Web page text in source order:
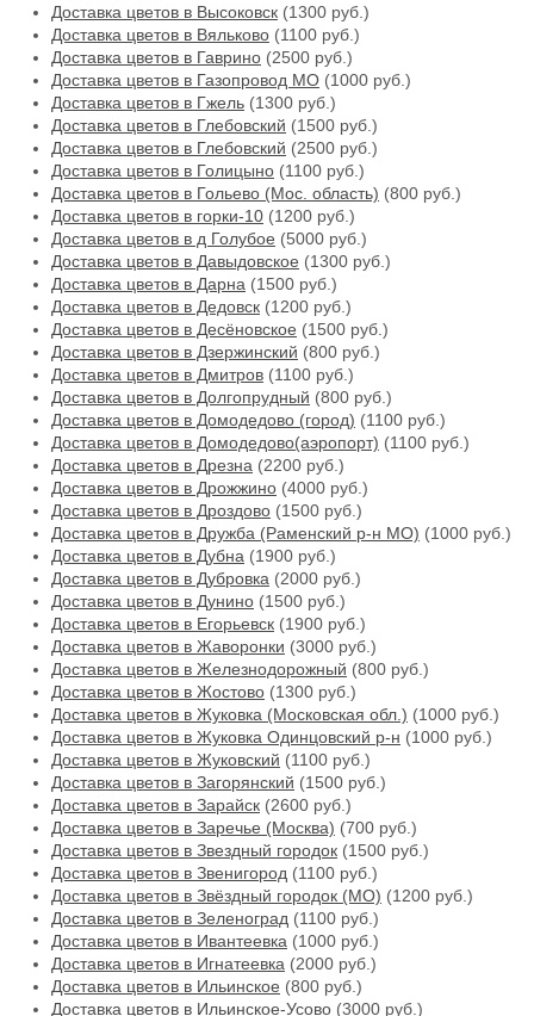
Доставка цветов в Высоковск (1300 руб.)
Доставка цветов в Вяльково (1100 руб.)
Доставка цветов в Гаврино (2500 руб.)
Доставка цветов в Газопровод МО (1000 руб.)
Доставка цветов в Гжель (1300 руб.)
Доставка цветов в Глебовский (1500 руб.)
Доставка цветов в Глебовский (2500 руб.)
Доставка цветов в Голицыно (1100 руб.)
Доставка цветов в Гольево (Мос. область) (800 руб.)
Доставка цветов в горки-10 (1200 руб.)
Доставка цветов в д Голубое (5000 руб.)
Доставка цветов в Давыдовское (1300 руб.)
Доставка цветов в Дарна (1500 руб.)
Доставка цветов в Дедовск (1200 руб.)
Доставка цветов в Десёновское (1500 руб.)
Доставка цветов в Дзержинский (800 руб.)
Доставка цветов в Дмитров (1100 руб.)
Доставка цветов в Долгопрудный (800 руб.)
Доставка цветов в Домодедово (город) (1100 руб.)
Доставка цветов в Домодедово(аэропорт) (1100 руб.)
Доставка цветов в Дрезна (2200 руб.)
Доставка цветов в Дрожжино (4000 руб.)
Доставка цветов в Дроздово (1500 руб.)
Доставка цветов в Дружба (Раменский р-н МО) (1000 руб.)
Доставка цветов в Дубна (1900 руб.)
Доставка цветов в Дубровка (2000 руб.)
Доставка цветов в Дунино (1500 руб.)
Доставка цветов в Егорьевск (1900 руб.)
Доставка цветов в Жаворонки (3000 руб.)
Доставка цветов в Железнодорожный (800 руб.)
Доставка цветов в Жостово (1300 руб.)
Доставка цветов в Жуковка (Московская обл.) (1000 руб.)
Доставка цветов в Жуковка Одинцовский р-н (1000 руб.)
Доставка цветов в Жуковский (1100 руб.)
Доставка цветов в Загорянский (1500 руб.)
Доставка цветов в Зарайск (2600 руб.)
Доставка цветов в Заречье (Москва) (700 руб.)
Доставка цветов в Звездный городок (1500 руб.)
Доставка цветов в Звенигород (1100 руб.)
Доставка цветов в Звёздный городок (МО) (1200 руб.)
Доставка цветов в Зеленоград (1100 руб.)
Доставка цветов в Ивантеевка (1000 руб.)
Доставка цветов в Игнатеевка (2000 руб.)
Доставка цветов в Ильинское (800 руб.)
Доставка цветов в Ильинское-Усово (3000 руб.)